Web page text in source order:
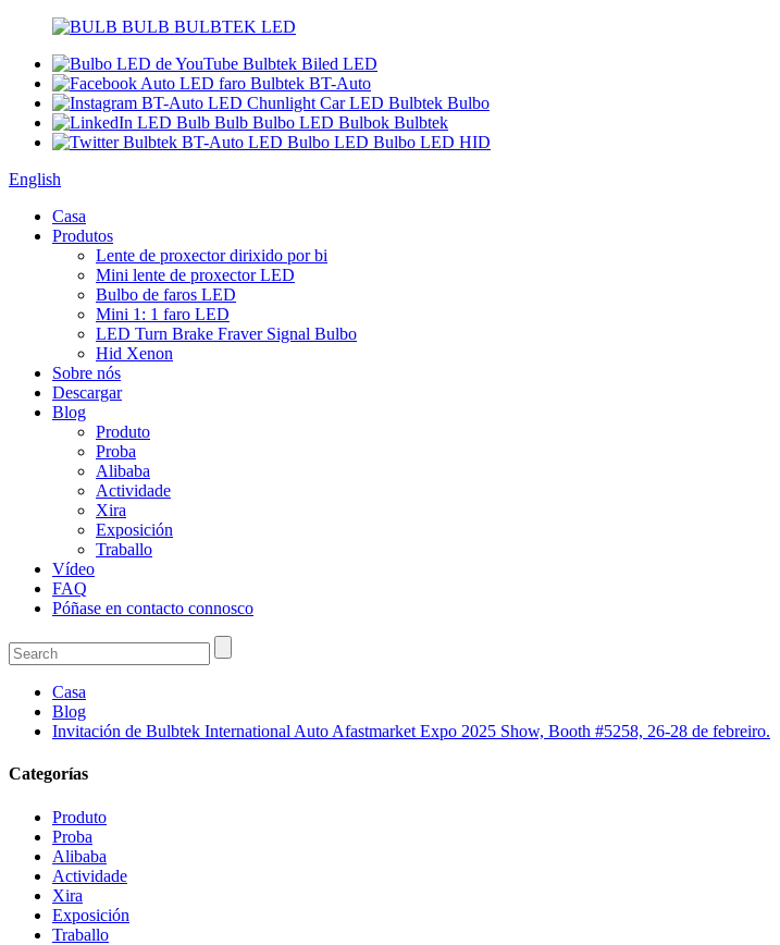
English
Casa
Produtos
Lente de proxector dirixido por bi
Mini lente de proxector LED
Bulbo de faros LED
Mini 1: 1 faro LED
LED Turn Brake Fraver Signal Bulbo
Hid Xenon
Sobre nós
Descargar
Blog
Produto
Proba
Alibaba
Actividade
Xira
Exposición
Traballo
Vídeo
FAQ
Póñase en contacto connosco
Casa
Blog
Invitación de Bulbtek International Auto Afastmarket Expo 2025 Show, Booth #5258, 26-28 de febreiro.
Categorías
Produto
Proba
Alibaba
Actividade
Xira
Exposición
Traballo